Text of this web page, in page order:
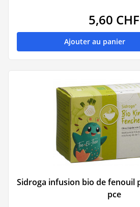
5,60 CHF
Ajouter au panier
Sidroga infusion bio de fenouil
pce